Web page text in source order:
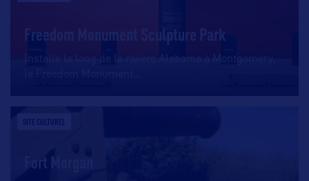
Freedom Monument Sculpture Park
Installé le long de la rivière Alabama à Montgomery,
le Freedom Monument
SITE CULTUREL
Fort Morgan